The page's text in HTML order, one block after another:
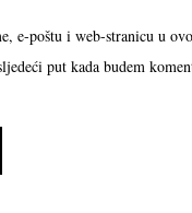
e-poštu i web-stranicu u
put kada budem